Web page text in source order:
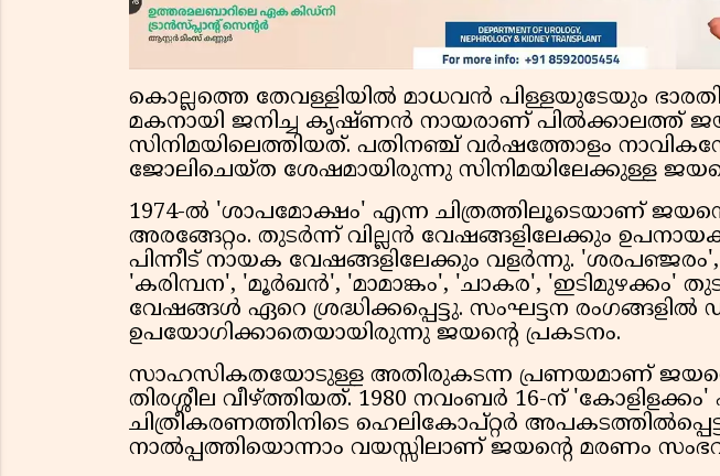
കൊല്ലത്തെ തേവള്ളിയിൽ മാധവൻ പിള്ളയുടേയും
മകനായി ജനിച്ച കൃഷ്ണൻ നായരാണ് പിൽക്കാലത്ത്
സിനിമയിലെത്തിയത്. പതിനഞ്ച് വർഷത്തോളം
ജോലിചെയ്ത ശേഷമായിരുന്നു സിനിമയിലേക്കുള്ള
1974-ൽ 'ശാപമോക്ഷം' എന്ന ചിത്രത്തിലൂടെയാണ്
അരങ്ങേറ്റം. തുടർന്ന് വില്ലൻ വേഷങ്ങളിലേക്കും
പിന്നീട് നായക വേഷങ്ങളിലേക്കും വളർന്നു.
'കരിമ്പന', 'മൂർഖൻ', 'മാമാങ്കം', 'ചാകര', 'ഇടിമുഴക്കം'
വേഷങ്ങൾ ഏറെ ശ്രദ്ധിക്കപ്പെട്ടു. സംഘട്ടന രംഗങ്ങളിൽ
ഉപയോഗിക്കാതെയായിരുന്നു ജയന്റെ പ്രകടനം.
സാഹസികതയോടുള്ള അതിരുകടന്ന പ്രണയമാണ്
തിരശ്ശീല വീഴ്ത്തിയത്. 1980 നവംബർ 16-ന്
ചിത്രീകരണത്തിനിടെ ഹെലികോപ്റ്റർ
നാൽപ്പത്തിയൊന്നാം വയസ്സിലാണ് ജയന്റെ മരണം